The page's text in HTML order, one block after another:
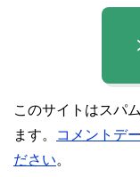
このサイトはスパ
ます。
コメントデ
ださい。